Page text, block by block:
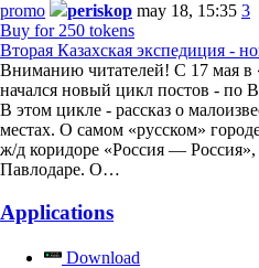
promo periskop may 18, 15:35 3
Buy for 250 tokens
Вторая Казахская экспедиция -
Вниманию читателей! С 17 мая в
начался новый цикл постов - по
В этом цикле - рассказ о
местах. О самом «русском»
ж/д коридоре «Россия —
Павлодаре. О…
Applications
Download